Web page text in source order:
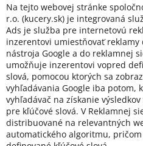
Na tejto webovej stránke
r.o. (kucery.sk) je integrovaná
Ads je služba pre internetovú
inzerentovi umiestňovať reklamy
nástroja Google a do reklamnej
umožňuje inzerentovi vopred
slová, pomocou ktorých sa
vyhľadávania Google iba potom,
vyhľadávač na získanie
pre kľúčové slová. V Reklamnej
distribuované na relevantných
automatického algoritmu,